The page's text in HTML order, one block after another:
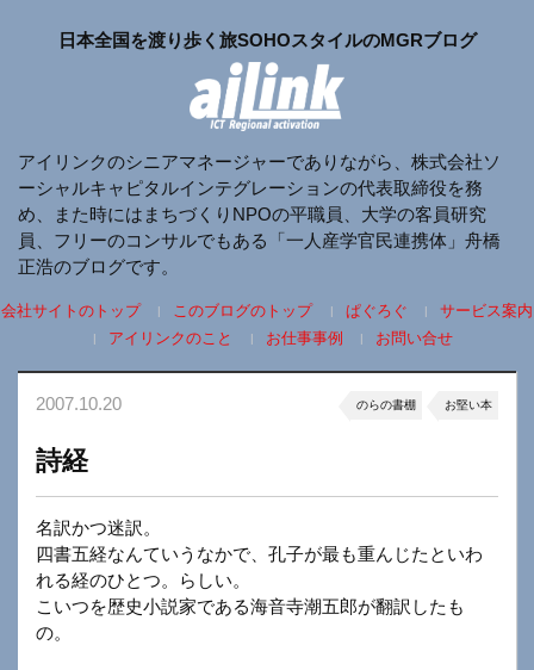
日本全国を渡り歩く旅SOHOスタイルのMGRブログ
アイリンクのシニアマネージャーでありながら、株式会社ソ
ーシャルキャピタルインテグレーションの代表取締役を務
め、また時にはまちづくりNPOの平職員、大学の客員研究
員、フリーのコンサルでもある「一人産学官民連携体」舟橋
正浩のブログです。
会社サイトのトップ このブログのトップ ぱぐろぐ
サービス案内
アイリンクのこと
お仕事事例 お問い合せ
2007.10.20 のらの書棚 お堅い本
詩経
名訳かつ迷訳。
四書五経なんていうなかで、孔子が最も重んじたといわ
れる経のひとつ。らしい。
こいつを歴史小説家である海音寺潮五郎が翻訳したも
の。